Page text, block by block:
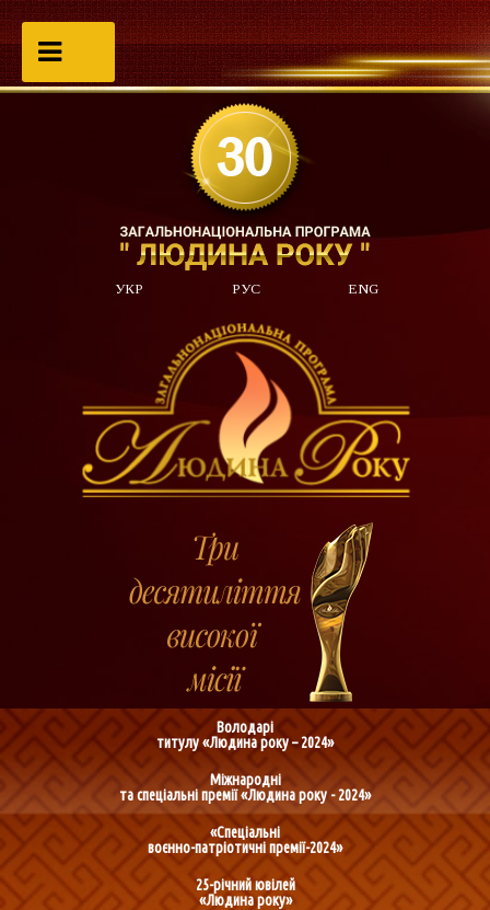
УКР РУС ENG
Володарі
титулу «Людина року – 2024»
Міжнародні
та спеціальні премії «Людина року - 2024»
«Спеціальні
воєнно-патріотичні премії-2024»
25-річний ювілей
«Людина року»